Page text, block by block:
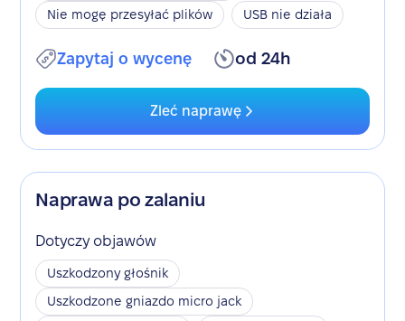
Nie mogę przesyłać plików
USB nie działa
Zapytaj o wycenę od 24h
Zleć naprawę
Naprawa po zalaniu
Dotyczy objawów
Uszkodzony głośnik
Uszkodzone gniazdo micro jack